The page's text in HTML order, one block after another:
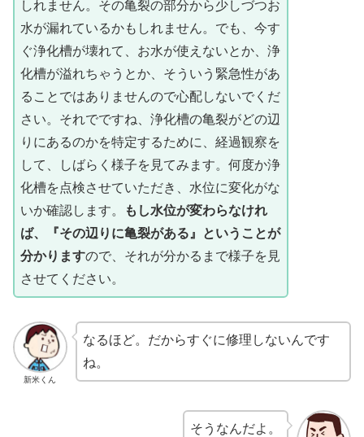
しれません。その亀裂の部分から少しづつお
水が漏れているかもしれません。でも、今す
ぐ浄化槽が壊れて、お水が使えないとか、浄
化槽が溢れちゃうとか、そういう緊急性があ
ることではありませんので心配しないでくだ
さい。それでですね、浄化槽の亀裂がどの辺
りにあるのかを特定するために、経過観察を
して、しばらく様子を見てみます。何度か浄
化槽を点検させていただき、水位に変化がな
いか確認します。
もし水位が変わらなけれ
ば、『その辺りに亀裂がある』ということが
分かりますので、それが分かるまで様子を見
させてください。
新米くん
なるほど。だからすぐに修理しないんです
ね。
そうなんだよ。